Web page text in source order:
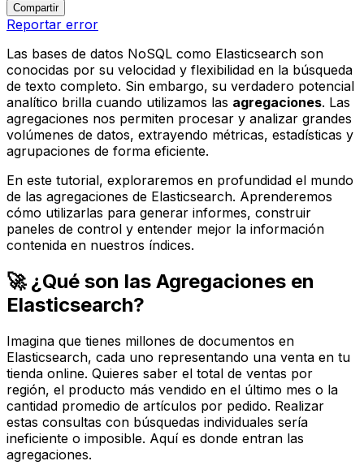
Compartir
Reportar error
Las bases de datos NoSQL como Elasticsearch son
conocidas por su velocidad y flexibilidad en la búsqueda
de texto completo. Sin embargo, su verdadero potencial
analítico brilla cuando utilizamos las agregaciones. Las
agregaciones nos permiten procesar y analizar grandes
volúmenes de datos, extrayendo métricas, estadísticas y
agrupaciones de forma eficiente.
En este tutorial, exploraremos en profundidad el mundo
de las agregaciones de Elasticsearch. Aprenderemos
cómo utilizarlas para generar informes, construir
paneles de control y entender mejor la información
contenida en nuestros índices.
🚀 ¿Qué son las Agregaciones en
Elasticsearch?
Imagina que tienes millones de documentos en
Elasticsearch, cada uno representando una venta en tu
tienda online. Quieres saber el total de ventas por
región, el producto más vendido en el último mes o la
cantidad promedio de artículos por pedido. Realizar
estas consultas con búsquedas individuales sería
ineficiente o imposible. Aquí es donde entran las
agregaciones.